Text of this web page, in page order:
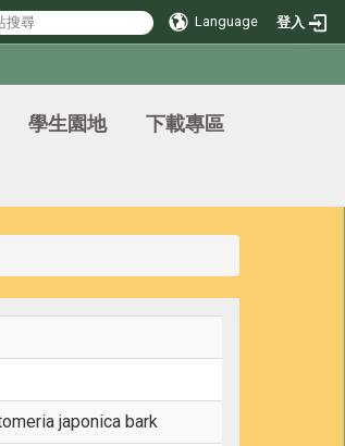
Language 登入
學生園地
下載專區
japonica bark